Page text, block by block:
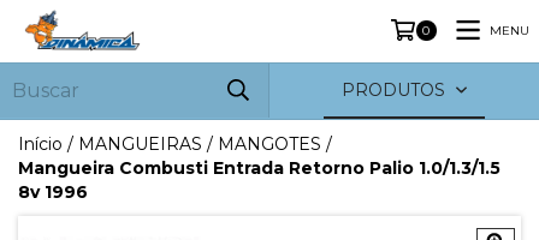
0 MENU
PRODUTOS
Início / MANGUEIRAS / MANGOTES /
Mangueira Combusti Entrada Retorno Palio 1.0/1.3/1.5
8v 1996